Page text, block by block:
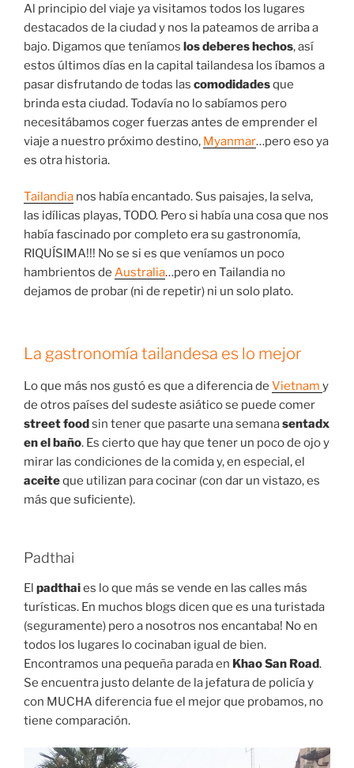
Al principio del viaje ya visitamos todos los lugares
destacados de la ciudad y nos la pateamos de arriba a
bajo. Digamos que teníamos los deberes hechos, así
estos últimos días en la capital tailandesa los íbamos a
pasar disfrutando de todas las comodidadesque
brinda esta ciudad. Todavía no lo sabíamos pero
necesitábamos coger fuerzas antes de emprender el
viaje a nuestro próximo destino, Myanmar…pero eso ya
es otra historia.
Tailandia nos había encantado. Sus paisajes, la selva,
las idílicas playas, TODO. Pero si había una cosa que nos
había fascinado por completo era su gastronomía,
RIQUÍSIMA!!! No se si es que veníamos un poco
hambrientos de Australia…pero en Tailandia no
dejamos de probar (ni de repetir) ni un solo plato.
La gastronomía tailandesa es lo mejor
Lo que más nos gustó es que a diferencia de Vietnam y
de otros países del sudeste asiático se puede comer
street foodsin tener que pasarte una semanasentadx
en el baño. Es cierto que hay que tener un poco de ojo y
mirar las condiciones de la comida y, en especial, el
aceiteque utilizan para cocinar (con dar un vistazo, es
más que suficiente).
Padthai
El padthaies lo que más se vende en las calles más
turísticas. En muchos blogs dicen que es una turistada
(seguramente) pero a nosotros nos encantaba! No en
todos los lugares lo cocinaban igual de bien.
Encontramos una pequeña parada en Khao San Road.
Se encuentra justo delante de la jefatura de policía y
con MUCHA diferencia fue el mejor que probamos, no
tiene comparación.